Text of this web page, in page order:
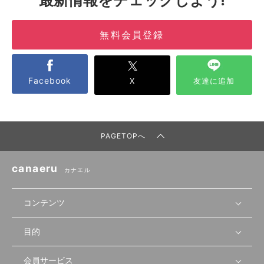
無料会員登録
Facebook X 友達に追加
PAGETOPへ
canaeru カナエル
コンテンツ
無料開業相談
目的
会員サービス